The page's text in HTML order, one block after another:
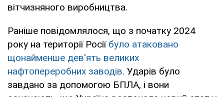
вітчизняного виробництва.
Раніше повідомлялося, що з початку 2024
року на території Росії було атаковано
щонайменше дев'ять великих
нафтопереробних заводів. Ударів було
завдано за допомогою БПЛА, і вони